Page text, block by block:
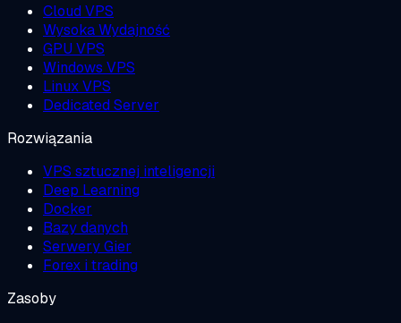
Cloud VPS
Wysoka Wydajność
GPU VPS
Windows VPS
Linux VPS
Dedicated Server
Rozwiązania
VPS sztucznej inteligencji
Deep Learning
Docker
Bazy danych
Serwery Gier
Forex i trading
Zasoby